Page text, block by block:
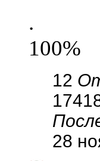
.
100%
12
28